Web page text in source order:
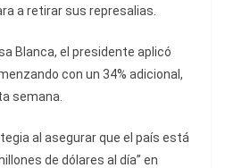
a retirar sus represalias.
Blanca, el presidente aplicó
con un 34% adicional,
semana.
al asegurar que el país está
de dólares al día” en